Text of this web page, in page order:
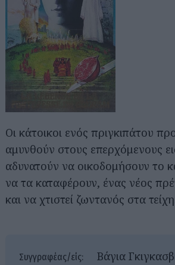
Οι κάτοικοι ενός πριγκιπάτου
αμυνθούν στους επερχόμενους
αδυνατούν να οικοδομήσουν το
να τα καταφέρουν, ένας νέος
και να χτιστεί ζωντανός στα
Συγγραφέας/είς:
Βάγια